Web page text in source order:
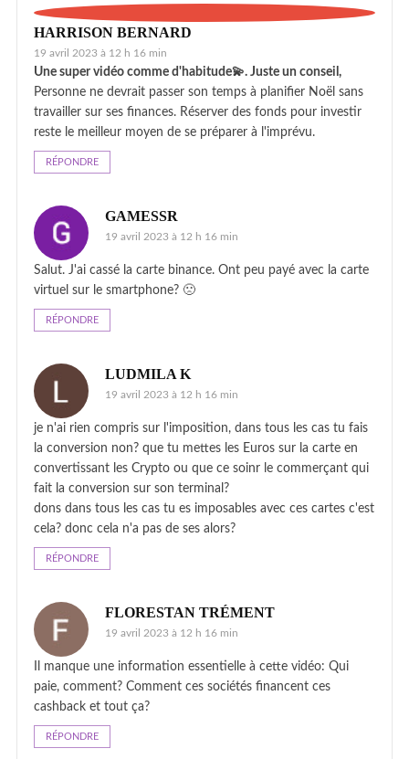
HARRISON BERNARD
19 avril 2023 à 12 h 16 min
Une super vidéo comme d'habitude💫. Juste un conseil,
Personne ne devrait passer son temps à planifier Noël sans
travailler sur ses finances. Réserver des fonds pour investir
reste le meilleur moyen de se préparer à l'imprévu.
RÉPONDRE
GAMESSR
19 avril 2023 à 12 h 16 min
Salut. J'ai cassé la carte binance. Ont peu payé avec la carte
virtuel sur le smartphone? 🙁
RÉPONDRE
LUDMILA K
19 avril 2023 à 12 h 16 min
je n'ai rien compris sur l'imposition, dans tous les cas tu fais
la conversion non? que tu mettes les Euros sur la carte en
convertissant les Crypto ou que ce soinr le commerçant qui
fait la conversion sur son terminal?
dons dans tous les cas tu es imposables avec ces cartes c'est
cela? donc cela n'a pas de ses alors?
RÉPONDRE
FLORESTAN TRÉMENT
19 avril 2023 à 12 h 16 min
Il manque une information essentielle à cette vidéo: Qui
paie, comment? Comment ces sociétés financent ces
cashback et tout ça?
RÉPONDRE